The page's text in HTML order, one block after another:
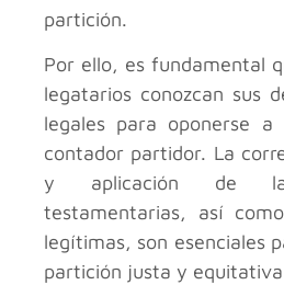
partición.
Por ello, es fundamental
legatarios conozcan sus
legales para oponerse a
contador partidor. La
y aplicación de las
testamentarias, así
legítimas, son esenciales
partición justa y